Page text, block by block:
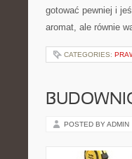
gotować pewniej i
aromat, ale równie
CATEGORIES:
POSTED BY ADMIN